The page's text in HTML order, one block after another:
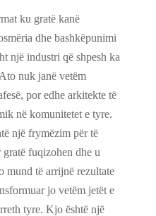
ku gratë kanë
dhe bashkëpunimi
një industri që shpesh ka
nuk janë vetëm
por edhe arkitekte të
në komunitetet e tyre.
një frymëzim për të
fuqizohen dhe u
mund të arrijnë rezultate
jo vetëm jetët e
tyre. Kjo është një